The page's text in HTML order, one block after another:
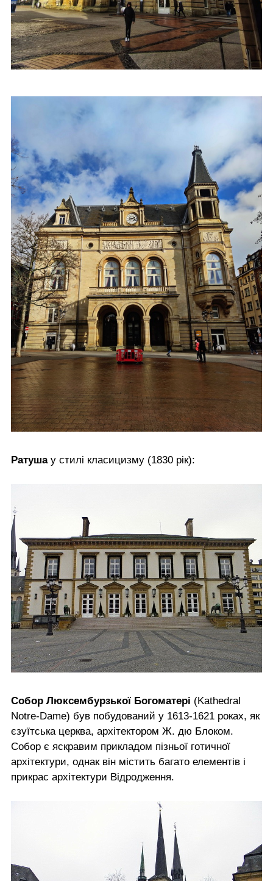
Ратуша у стилі класицизму (1830 рік):
Собор Люксембурзької Богоматері (Kathedral
Notre-Dame) був побудований у 1613-1621 роках, як
єзуїтська церква, архітектором Ж. дю Блоком.
Собор є яскравим прикладом пізньої готичної
архітектури, однак він містить багато елементів і
прикрас архітектури Відродження.